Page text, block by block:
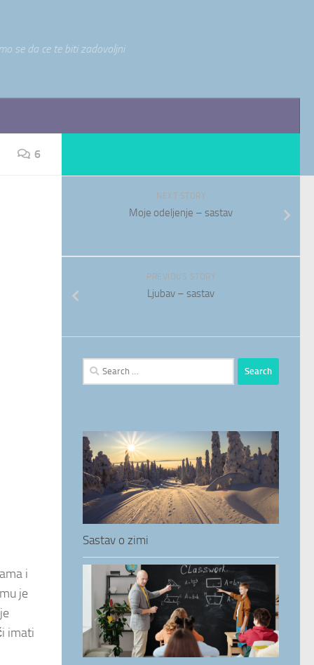
se da ce te biti zadovoljni
6
i
je
imati
NEXT STORY
Moje odeljenje – sastav
PREVIOUS STORY
Ljubav – sastav
Search
for:
Sastav o zimi